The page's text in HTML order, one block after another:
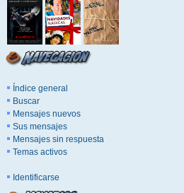
Índice general
Buscar
Mensajes nuevos
Sus mensajes
Mensajes sin respuesta
Temas activos
Identificarse